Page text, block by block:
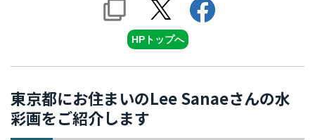
HPトップへ
東京都にお住まいのLee Sanaeさんの水
彩画をご紹介します